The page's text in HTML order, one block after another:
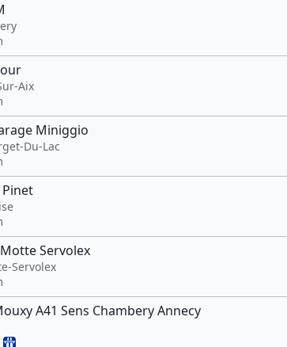
Aix
Miniggio
Du-Lac
Pinet
Servolex
Servolex
A41 Sens Chambery Annecy